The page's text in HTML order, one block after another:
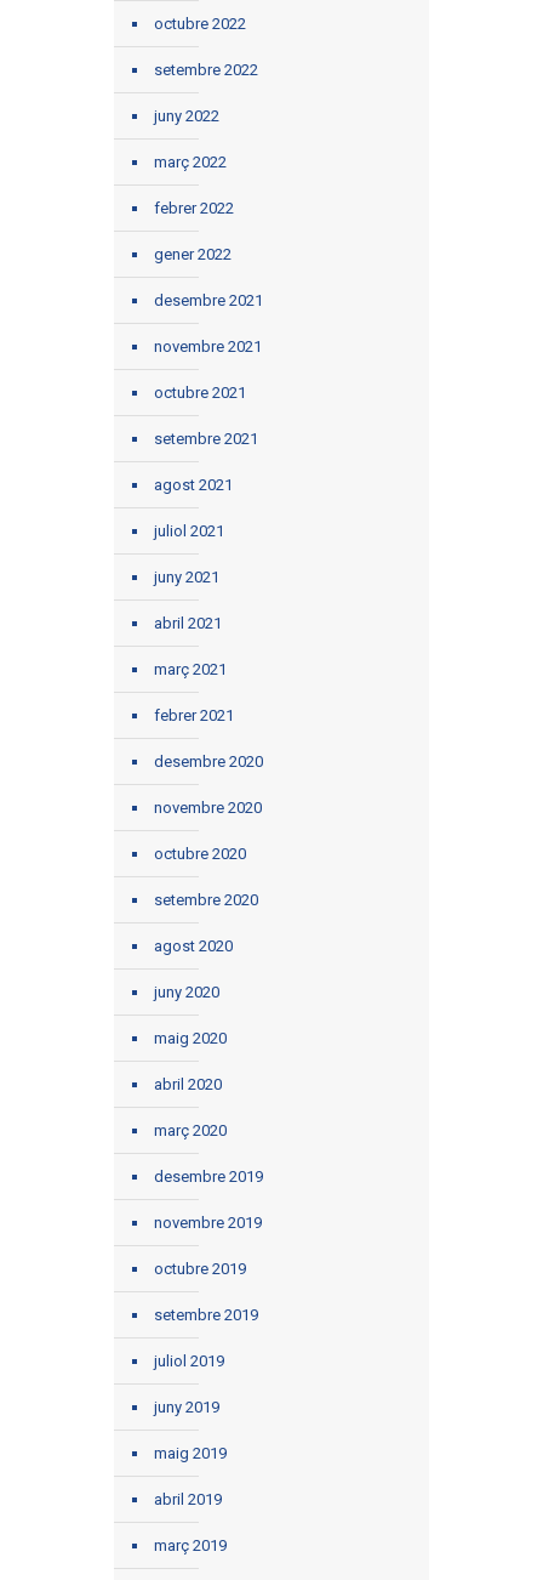
octubre 2022
setembre 2022
juny 2022
març 2022
febrer 2022
gener 2022
desembre 2021
novembre 2021
octubre 2021
setembre 2021
agost 2021
juliol 2021
juny 2021
abril 2021
març 2021
febrer 2021
desembre 2020
novembre 2020
octubre 2020
setembre 2020
agost 2020
juny 2020
maig 2020
abril 2020
març 2020
desembre 2019
novembre 2019
octubre 2019
setembre 2019
juliol 2019
juny 2019
maig 2019
abril 2019
març 2019